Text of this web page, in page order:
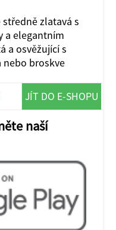
zlatavá s
a elegantním
a osvěžující s
nebo broskve
JÍT DO E-SHOPU
naší